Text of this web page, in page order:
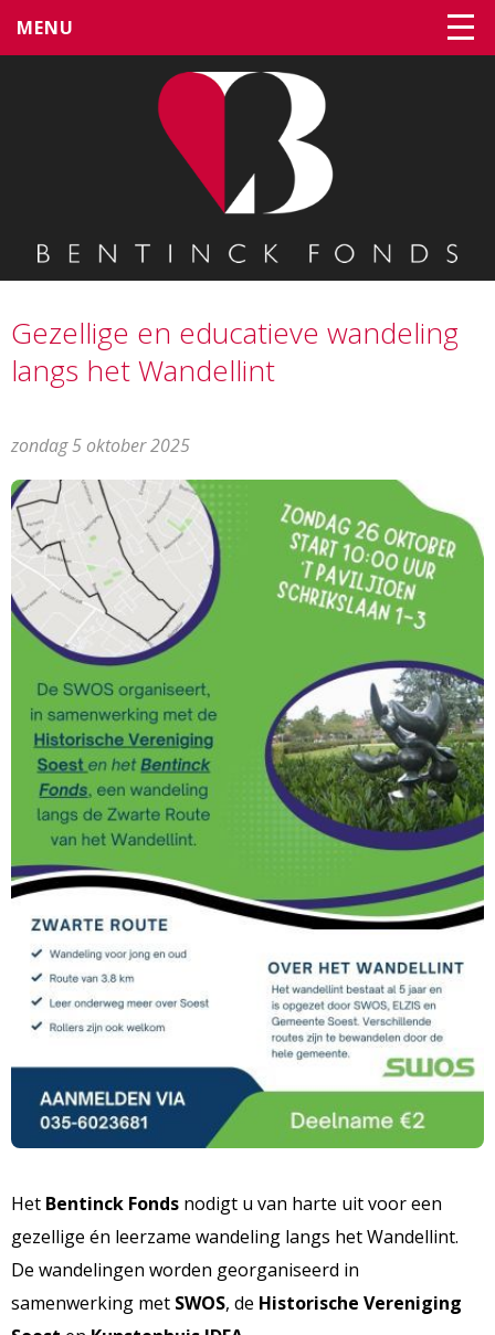
MENU
Gezellige en educatieve wandeling
langs het Wandellint
zondag 5 oktober 2025
Het Bentinck Fonds nodigt u van harte uit voor een
gezellige én leerzame wandeling langs het Wandellint.
De wandelingen worden georganiseerd in
samenwerking met SWOS, de Historische Vereniging